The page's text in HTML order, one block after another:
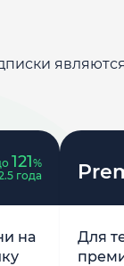
121%
года
на
Для